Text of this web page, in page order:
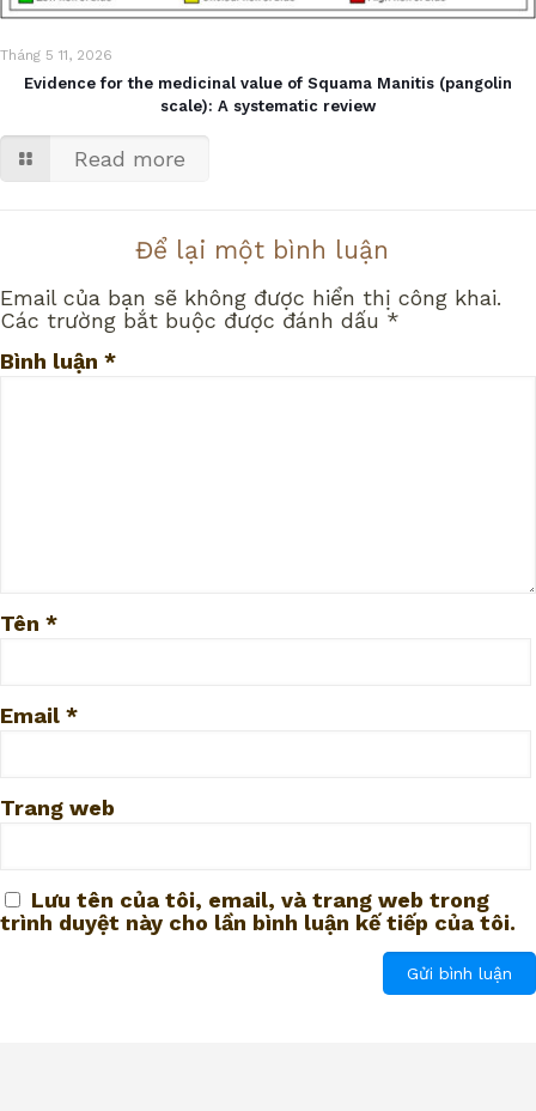
Tháng 5 11, 2026
Evidence for the medicinal value of Squama Manitis (pangolin
scale): A systematic review
Read more
Để lại một bình luận
Email của bạn sẽ không được hiển thị công khai.
Các trường bắt buộc được đánh dấu *
Bình luận *
Tên *
Email *
Trang web
Lưu tên của tôi, email, và trang web trong
trình duyệt này cho lần bình luận kế tiếp của tôi.